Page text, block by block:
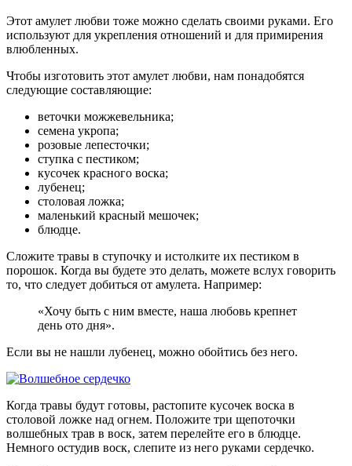
Этот амулет любви тоже можно сделать своими руками. Его
используют для укрепления отношений и для примирения
влюбленных.
Чтобы изготовить этот амулет любви, нам понадобятся
следующие составляющие:
веточки можжевельника;
семена укропа;
розовые лепесточки;
ступка с пестиком;
кусочек красного воска;
лубенец;
столовая ложка;
маленький красный мешочек;
блюдце.
Сложите травы в ступочку и истолките их пестиком в
порошок. Когда вы будете это делать, можете вслух говорить
то, что следует добиться от амулета. Например:
«Хочу быть с ним вместе, наша любовь крепнет
день ото дня».
Если вы не нашли лубенец, можно обойтись без него.
Когда травы будут готовы, растопите кусочек воска в
столовой ложке над огнем. Положите три щепоточки
волшебных трав в воск, затем перелейте его в блюдце.
Немного остудив воск, слепите из него руками сердечко.